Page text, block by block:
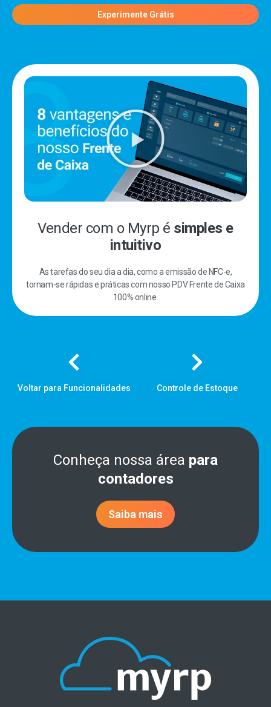
Experimente Grátis
Vender com o Myrp é simples e
intuitivo
As tarefas do seu dia a dia, como a emissão de NFC-e,
tornam-se rápidas e práticas com nosso PDV Frente de Caixa
100% online.
Voltar para Funcionalidades Controle de Estoque
Conheça nossa área para
contadores
Saiba mais